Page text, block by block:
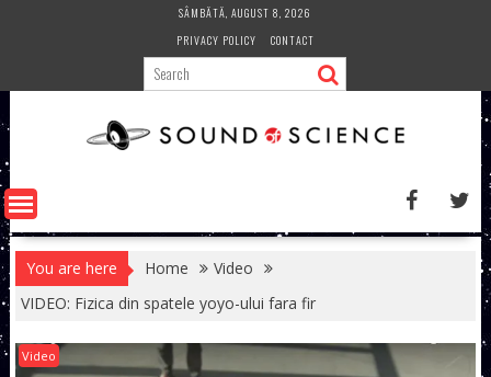
SÂMBĂTĂ, AUGUST 8, 2026
PRIVACY POLICY
CONTACT
You are here Home
Video
VIDEO: Fizica din spatele yoyo-ului fara fir
Video